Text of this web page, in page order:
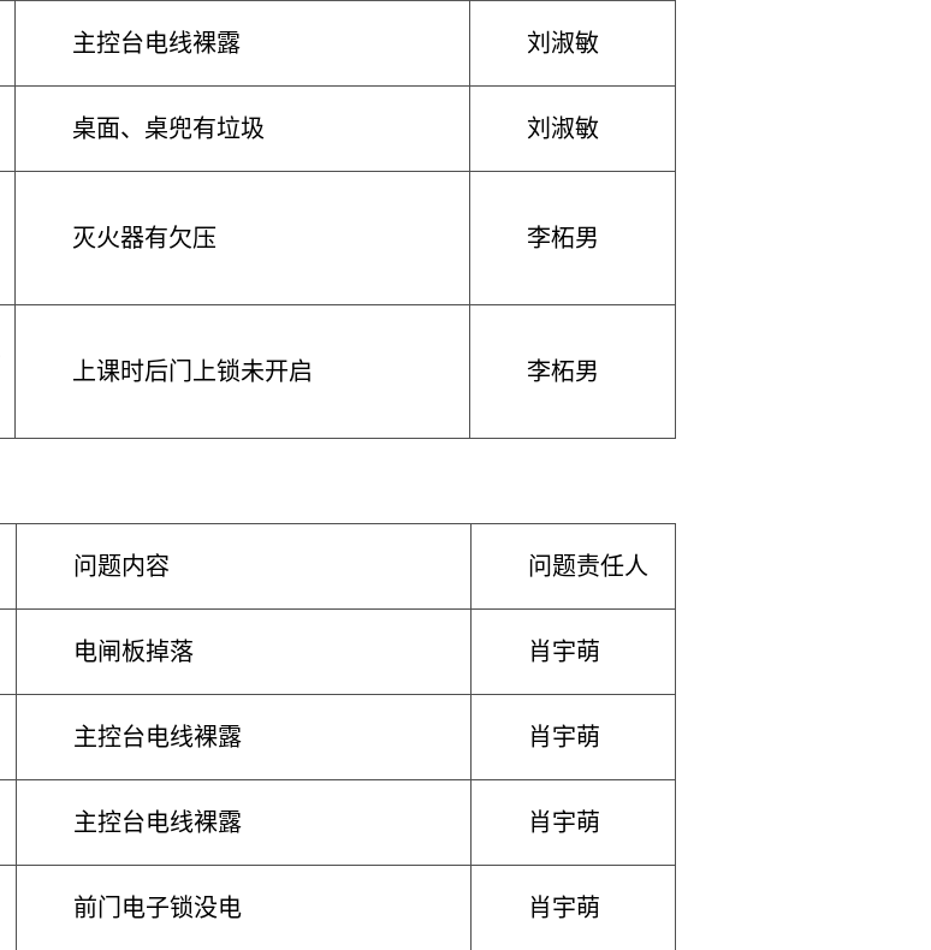
主控台电线裸露 刘淑敏
桌面、桌兜有垃圾 刘淑敏
灭火器有欠压 李柘男
上课时后门上锁未开启 李柘男
问题内容 问题责任人
电闸板掉落 肖宇萌
主控台电线裸露 肖宇萌
主控台电线裸露 肖宇萌
前门电子锁没电 肖宇萌